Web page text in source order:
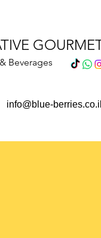
Beverages
info@blue-berries.co.il